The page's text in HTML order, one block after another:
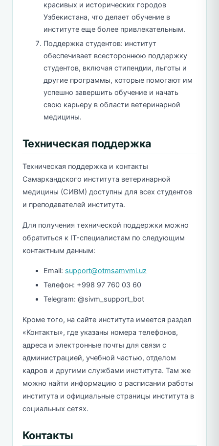
красивых и исторических городов
Узбекистана, что делает обучение в
институте еще более привлекательным.
Поддержка студентов: институт
обеспечивает всестороннюю поддержку
студентов, включая стипендии, льготы и
другие программы, которые помогают им
успешно завершить обучение и начать
свою карьеру в области ветеринарной
медицины.
Техническая поддержка
Техническая поддержка и контакты
Самаркандского института ветеринарной
медицины (СИВМ) доступны для всех студентов
и преподавателей института.
Для получения технической поддержки можно
обратиться к IT-специалистам по следующим
контактным данным:
Email: support@otmsamvmi.uz
Телефон: +998 97 760 03 60
Telegram: @sivm_support_bot
Кроме того, на сайте института имеется раздел
«Контакты», где указаны номера телефонов,
адреса и электронные почты для связи с
администрацией, учебной частью, отделом
кадров и другими службами института. Там же
можно найти информацию о расписании работы
института и официальные страницы института в
социальных сетях.
Контакты